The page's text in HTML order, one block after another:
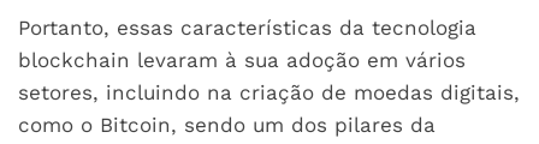
Portanto, essas características da tecnologia
blockchain levaram à sua adoção em vários
setores, incluindo na criação de moedas digitais,
como o Bitcoin, sendo um dos pilares da